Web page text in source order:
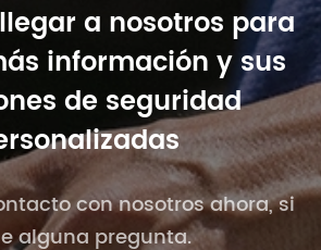
a nosotros para
información y sus
de seguridad
con nosotros ahora, si
alguna pregunta.